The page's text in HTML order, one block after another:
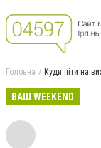
Головна Куди піти на
ВАШ WEEKEND